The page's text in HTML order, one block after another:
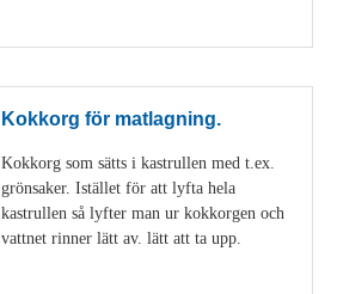
Kokkorg för matlagning.
Kokkorg som sätts i kastrullen med t.ex.
grönsaker. Istället för att lyfta hela
kastrullen så lyfter man ur kokkorgen och
vattnet rinner lätt av. lätt att ta upp.